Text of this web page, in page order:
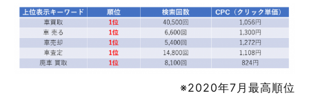
※2020年7月最高順位